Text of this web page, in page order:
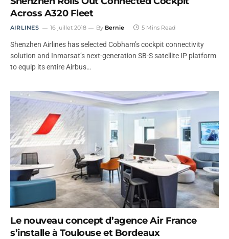
Across A320 Fleet
AIRLINES 16 juillet 2018 By Bernie 5 Mins Read
Shenzhen Airlines has selected Cobham’s cockpit connectivity
solution and Inmarsat’s next-generation SB-S satellite IP platform
to equip its entire Airbus…
Le nouveau concept d’agence Air France
s’installe à Toulouse et Bordeaux